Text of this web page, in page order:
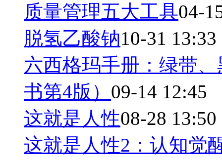
质量管理五大工具04-
脱氢乙酸钠10-31 13:33
六西格玛手册：绿带
书第4版） 09-14 12:45
这就是人性08-28 13:50
这就是人性2：认知觉